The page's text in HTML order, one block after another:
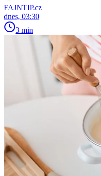
FAJNTIP.cz
dnes, 03:30
3 min